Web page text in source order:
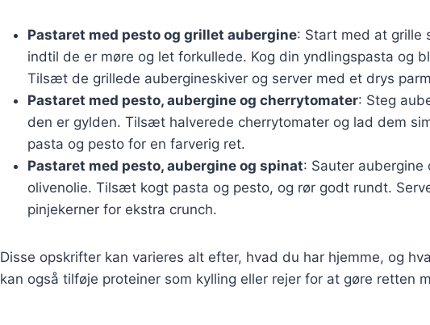
Pastaret med pesto og grillet aubergine: Start med at grille
indtil de er møre og let forkullede. Kog din yndlingspasta og
Tilsæt de grillede aubergineskiver og server med et drys
Pastaret med pesto, aubergine og cherrytomater: Steg
den er gylden. Tilsæt halverede cherrytomater og lad dem
pasta og pesto for en farverig ret.
Pastaret med pesto, aubergine og spinat: Sauter aubergine
olivenolie. Tilsæt kogt pasta og pesto, og rør godt rundt.
pinjekerner for ekstra crunch.
Disse opskrifter kan varieres alt efter, hvad du har hjemme, og
kan også tilføje proteiner som kylling eller rejer for at gøre retten